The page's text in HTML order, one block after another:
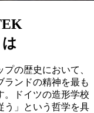
の歴史において、
ランドの精神を最も
。ドイツの造形学校
う」という哲学を具